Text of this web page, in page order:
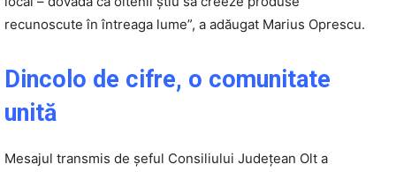
recunoscute în întreaga lume”, a adăugat Marius Oprescu.
Dincolo de cifre, o comunitate
unită
Mesajul transmis de șeful Consiliului Județean Olt a